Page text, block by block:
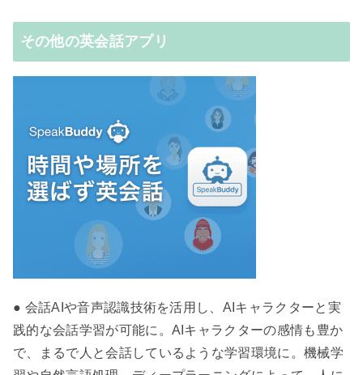
その他の英会話アプリ
● 会話AIや音声認識技術を活用し、AIキャラクターと実
践的な会話学習が可能に。AIキャラクターの感情も豊か
で、まるで人と会話しているような学習環境に。機械学